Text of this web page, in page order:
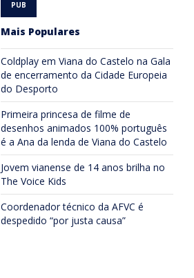
Mais Populares
Coldplay em Viana do Castelo na Gala
de encerramento da Cidade Europeia
do Desporto
Primeira princesa de filme de
desenhos animados 100% português
é a Ana da lenda de Viana do Castelo
Jovem vianense de 14 anos brilha no
The Voice Kids
Coordenador técnico da AFVC é
despedido “por justa causa”